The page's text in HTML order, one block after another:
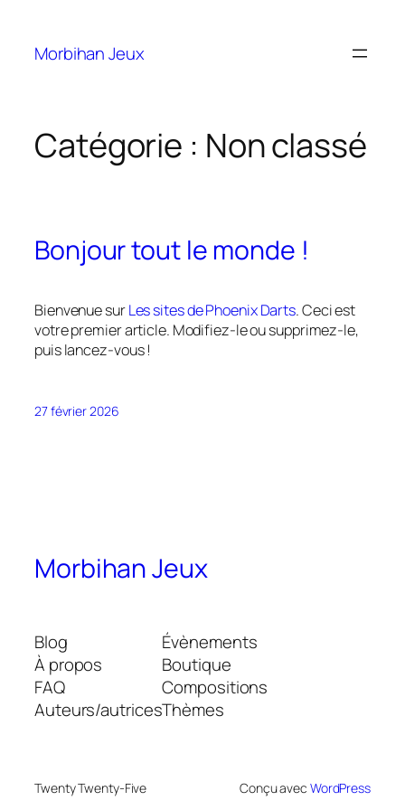
Morbihan Jeux
Catégorie : Non classé
Bonjour tout le monde !
Bienvenue surLes sites de Phoenix Darts. Ceci est
votre premier article. Modifiez-le ou supprimez-le,
puis lancez-vous !
27 février 2026
Morbihan Jeux
Blog
À propos
FAQ
Auteurs/autrices
Évènements
Boutique
Compositions
Thèmes
Twenty Twenty-Five Conçu avec WordPress